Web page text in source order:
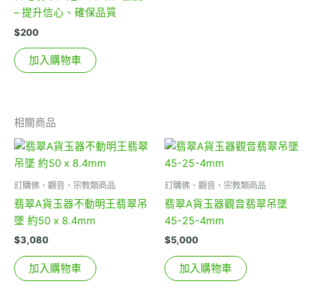
– 提升信心、確保品質
$200
加入購物車
相關商品
訂購佛、觀音、宗教類商品
翡翠A貨玉器不動明王翡翠吊
墜 約50 x 8.4mm
$3,080
加入購物車
訂購佛、觀音、宗教類商品
翡翠A貨玉器觀音翡翠吊墜
45-25-4mm
$5,000
加入購物車